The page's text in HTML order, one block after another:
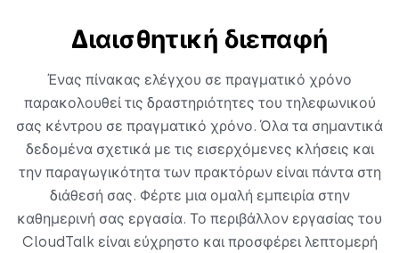
Διαισθητική διεπαφή
Ένας πίνακας ελέγχου σε πραγματικό χρόνο
παρακολουθεί τις δραστηριότητες του τηλεφωνικού
σας κέντρου σε πραγματικό χρόνο. Όλα τα σημαντικά
δεδομένα σχετικά με τις εισερχόμενες κλήσεις και
την παραγωγικότητα των πρακτόρων είναι πάντα στη
διάθεσή σας. Φέρτε μια ομαλή εμπειρία στην
καθημερινή σας εργασία. Το περιβάλλον εργασίας του
CloudTalk είναι εύχρηστο και προσφέρει λεπτομερή